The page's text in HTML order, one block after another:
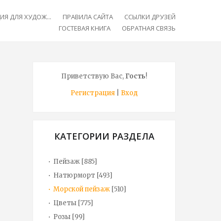
ДЛЯ ХУДОЖ... ПРАВИЛА САЙТА
ССЫЛКИ ДРУЗЕЙ
ГОСТЕВАЯ КНИГА
ОБРАТНАЯ СВЯЗЬ
Приветствую Вас,Гость!
Регистрация
Вход
КАТЕГОРИИ РАЗДЕЛА
Пейзаж [885]
Натюрморт [493]
Морской пейзаж [510]
Цветы [775]
Розы [99]